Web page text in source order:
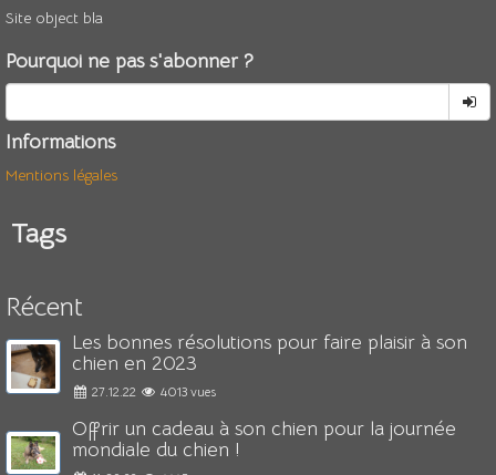
Site object bla
Pourquoi ne pas s'abonner ?
Informations
Mentions légales
Tags
Récent
Les bonnes résolutions pour faire plaisir à son
chien en 2023
27.12.22 4013 vues
Offrir un cadeau à son chien pour la journée
mondiale du chien !